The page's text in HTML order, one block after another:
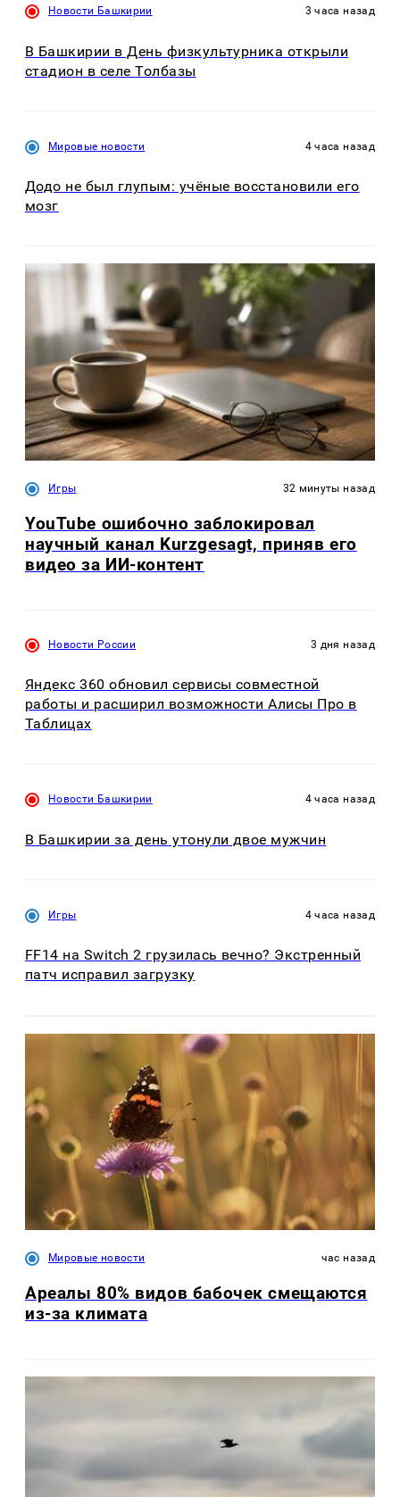
Новости Башкирии 3 часа назад
В Башкирии в День физкультурника открыли
стадион в селе Толбазы
Мировые новости 4 часа назад
Додо не был глупым: учёные восстановили его
мозг
Игры 32 минуты назад
YouTube ошибочно заблокировал
научный канал Kurzgesagt, приняв его
видео за ИИ-контент
Новости России 3 дня назад
Яндекс 360 обновил сервисы совместной
работы и расширил возможности Алисы Про в
Таблицах
Новости Башкирии 4 часа назад
В Башкирии за день утонули двое мужчин
Игры 4 часа назад
FF14 на Switch 2 грузилась вечно? Экстренный
патч исправил загрузку
Мировые новости час назад
Ареалы 80% видов бабочек смещаются
из-за климата